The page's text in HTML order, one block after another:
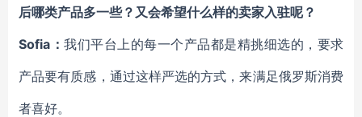
后哪类产品多一些？又会希望什么样的卖家入驻呢？
Sofia： 我们平台上的每一个产品都是精挑细选的，要求
产品要有质感，通过这样严选的方式，来满足俄罗斯消费
者喜好。